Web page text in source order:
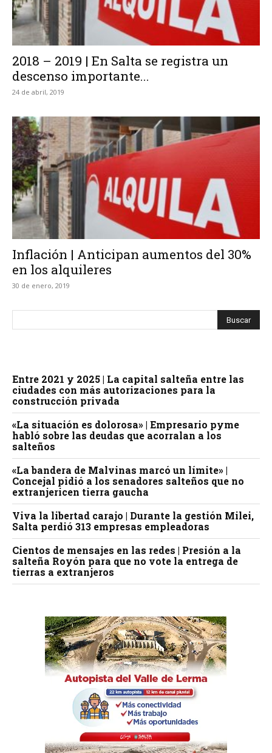
2018 – 2019 | En Salta se registra un
descenso importante...
24 de abril, 2019
Inflación | Anticipan aumentos del 30%
en los alquileres
30 de enero, 2019
Entre 2021 y 2025 | La capital salteña entre las
ciudades con más autorizaciones para la
construcción privada
«La situación es dolorosa» | Empresario pyme
habló sobre las deudas que acorralan a los
salteños
«La bandera de Malvinas marcó un límite» |
Concejal pidió a los senadores salteños que no
extranjericen tierra gaucha
Viva la libertad carajo | Durante la gestión Milei,
Salta perdió 313 empresas empleadoras
Cientos de mensajes en las redes | Presión a la
salteña Royón para que no vote la entrega de
tierras a extranjeros